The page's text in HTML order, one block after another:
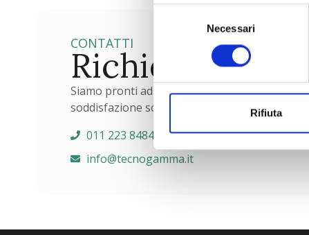
Necessari
Rifiuta
CONTATTI
Richiedi
Siamo pronti ad ascoltarti e rispondere a
soddisfazione sono la nostra priorità.
011 223 8484
info@tecnogamma.it